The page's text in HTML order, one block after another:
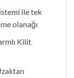
ile tek
olanağı
Kilit